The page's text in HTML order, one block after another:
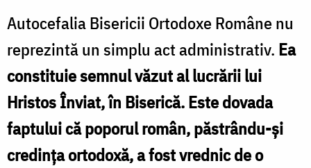
Autocefalia Bisericii Ortodoxe Române nu
reprezintă un simplu act administrativ. Ea
constituie semnul văzut al lucrării lui
Hristos Înviat, în Biserică. Este dovada
faptului că poporul român, păstrându-și
credința ortodoxă, a fost vrednic de o